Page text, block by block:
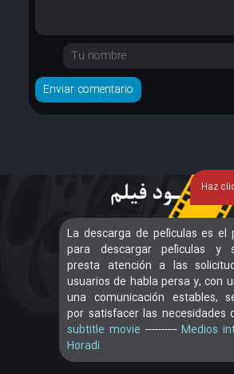
La descarga de películas es el
para descargar películas y
presta atención a las
usuarios de habla persa y, con
una comunicación estables,
por satisfacer las necesidades
subtitle movie ----------Medios
Horadi
Haz